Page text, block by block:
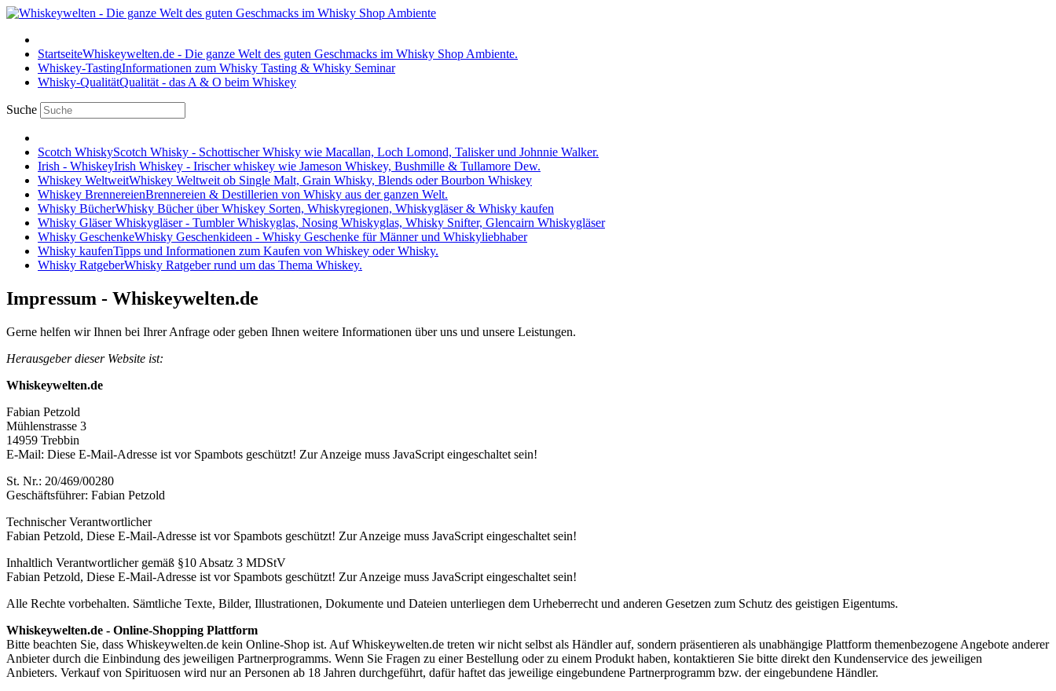
StartseiteWhiskeywelten.de - Die ganze Welt des guten Geschmacks im Whisky Shop Ambiente.
Whiskey-TastingInformationen zum Whisky Tasting & Whisky Seminar
Whisky-QualitätQualität - das A & O beim Whiskey
Suche
Scotch WhiskyScotch Whisky - Schottischer Whisky wie Macallan, Loch Lomond, Talisker und Johnnie Walker.
Irish - WhiskeyIrish Whiskey - Irischer whiskey wie Jameson Whiskey, Bushmille & Tullamore Dew.
Whiskey WeltweitWhiskey Weltweit ob Single Malt, Grain Whisky, Blends oder Bourbon Whiskey
Whiskey BrennereienBrennereien & Destillerien von Whisky aus der ganzen Welt.
Whisky BücherWhisky Bücher über Whiskey Sorten, Whiskyregionen, Whiskygläser & Whisky kaufen
Whisky GläserWhiskygläser - Tumbler Whiskyglas, Nosing Whiskyglas, Whisky Snifter, Glencairn Whiskygläser
Whisky GeschenkeWhisky Geschenkideen - Whisky Geschenke für Männer und Whiskyliebhaber
Whisky kaufenTipps und Informationen zum Kaufen von Whiskey oder Whisky.
Whisky RatgeberWhisky Ratgeber rund um das Thema Whiskey.
Impressum - Whiskeywelten.de
Gerne helfen wir Ihnen bei Ihrer Anfrage oder geben Ihnen weitere Informationen über uns und unsere Leistungen.
Herausgeber dieser Website ist:
Whiskeywelten.de
Fabian Petzold
Mühlenstrasse 3
14959 Trebbin
E-Mail: Diese E-Mail-Adresse ist vor Spambots geschützt! Zur Anzeige muss JavaScript eingeschaltet sein!
St. Nr.: 20/469/00280
Geschäftsführer: Fabian Petzold
Technischer Verantwortlicher
Fabian Petzold, Diese E-Mail-Adresse ist vor Spambots geschützt! Zur Anzeige muss JavaScript eingeschaltet sein!
Inhaltlich Verantwortlicher gemäß §10 Absatz 3 MDStV
Fabian Petzold, Diese E-Mail-Adresse ist vor Spambots geschützt! Zur Anzeige muss JavaScript eingeschaltet sein!
Alle Rechte vorbehalten. Sämtliche Texte, Bilder, Illustrationen, Dokumente und Dateien unterliegen dem Urheberrecht und anderen Gesetzen zum Schutz des geistigen Eigentums.
Whiskeywelten.de - Online-Shopping Plattform
Bitte beachten Sie, dass Whiskeywelten.de kein Online-Shop ist. Auf Whiskeywelten.de treten wir nicht selbst als Händler auf, sondern präsentieren als unabhängige Plattform themenbezogene Angebote anderer
Anbieter durch die Einbindung des jeweiligen Partnerprogramms. Wenn Sie Fragen zu einer Bestellung oder zu einem Produkt haben, kontaktieren Sie bitte direkt den Kundenservice des jeweiligen
Anbieters. Verkauf von Spirituosen wird nur an Personen ab 18 Jahren durchgeführt, dafür haftet das jeweilige eingebundene Partnerprogramm bzw. der eingebundene Händler.